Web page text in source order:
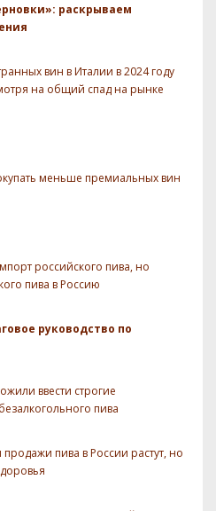
раскрываем
вин в Италии в 2024 году
на общий спад на рынке
меньше премиальных вин
российского пива, но
пива в Россию
руководство по
ввести строгие
пива
пива в России растут, но